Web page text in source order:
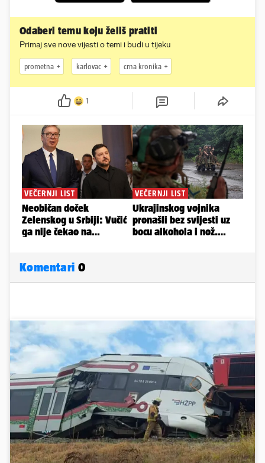
Odaberi temu koju želiš pratiti
Primaj sve nove vijesti o temi i budi u tijeku
prometna karlovac crna kronika
1
Komentari 0